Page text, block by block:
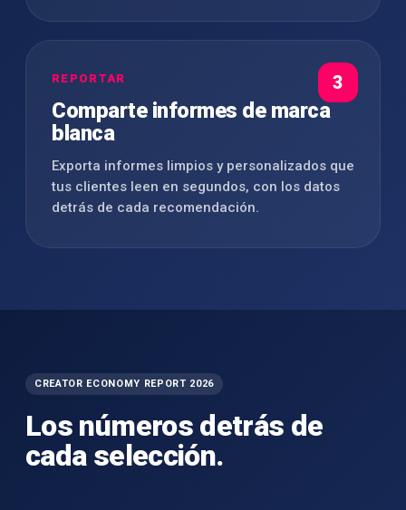
3
REPORTAR
Comparte informes de marca
blanca
Exporta informes limpios y personalizados que
tus clientes leen en segundos, con los datos
detrás de cada recomendación.
CREATOR ECONOMY REPORT 2026
Los números detrás de
cada selección.